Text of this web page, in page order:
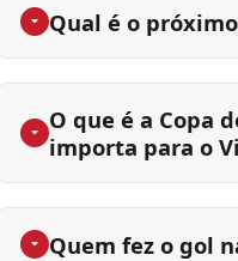
Qual é o
O que é a Copa
importa para o
Quem fez o gol